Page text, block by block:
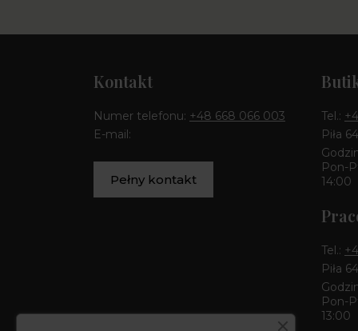
Kontakt
Numer telefonu: +48 668 066 003
E-mail:
Pełny kontakt
Tel.:
Piła
Pon-
14:00
Tel.:
Piła
Pon-
13:00